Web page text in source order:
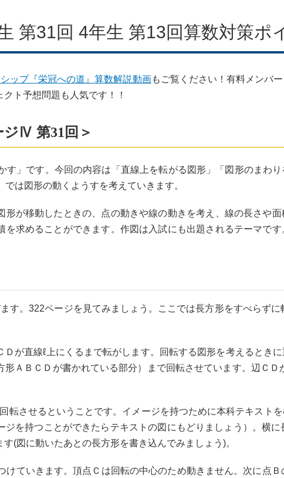
第31回 4年生 第13回算数対策ポ
ップ『栄冠への道』算数解説動画もご覧ください！有料メンバ
ト予想問題も人気です！！
ジⅣ 第31回＞
」です。今回の内容は「直線上を転がる図形」「図形のまわり
は図形の動くようすを考えていきます。
が移動したときの、点の動きや線の動きを考え、線の長さや
を求めることができます。作図は入試にも出題されるテーマで
す。322ページを見てみましょう。ここでは長方形をすべらず
が直線ℓ上にくるまで転がします。回転する図形を考えるとき
ＡＢＣＤが書かれている部分）まで回転させています。辺ＣＤ
転させるということです。イメージを持つために本科テキスト
ジを持つことができたらテキストの図にもどりましょう）。横
(図に動いたあとの長方形を書き込んでみましょう)。
ていきます。頂点Ｃは回転の中心のため動きません。次に点